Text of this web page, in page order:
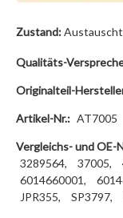
Zustand:
Qualitäts-
Originalteil-
Artikel-Nr.: AT7005
Vergleichs- und OE-
3289564,
37005,
6014660001,
JPR355,
SP3797,